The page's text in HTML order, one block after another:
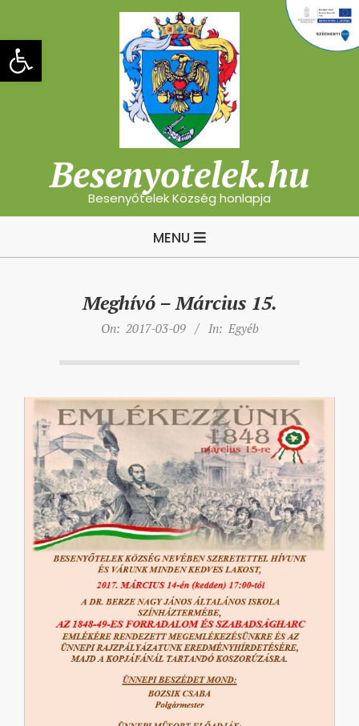
Eszköztár megnyitása
content
Besenyotelek.hu
Besenyőtelek Község honlapja
MENU
Meghívó – Március 15.
On: 2017-03-09 In: Egyéb